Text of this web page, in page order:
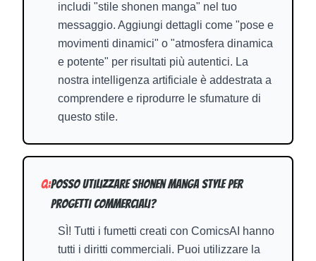
includi "stile shonen manga" nel tuo
messaggio. Aggiungi dettagli come "pose e
movimenti dinamici" o "atmosfera dinamica
e potente" per risultati più autentici. La
nostra intelligenza artificiale è addestrata a
comprendere e riprodurre le sfumature di
questo stile.
Q:Posso utilizzare Shonen Manga Style per
progetti commerciali?
SÌ! Tutti i fumetti creati con ComicsAI hanno
tutti i diritti commerciali. Puoi utilizzare la